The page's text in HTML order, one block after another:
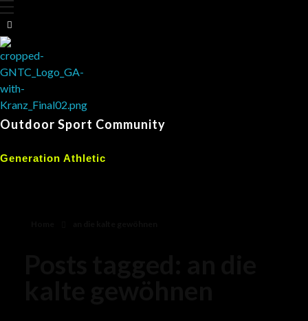
Outdoor Sport Community
Generation Athletic